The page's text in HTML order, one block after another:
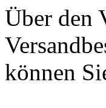
Über den
können